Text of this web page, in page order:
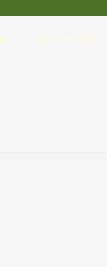
VRSTE SEMEN